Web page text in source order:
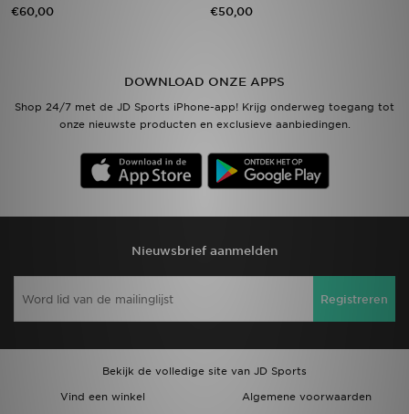
€60,00 €50,00
DOWNLOAD ONZE APPS
Shop 24/7 met de JD Sports iPhone-app! Krijg onderweg toegang tot
onze nieuwste producten en exclusieve aanbiedingen.
Nieuwsbrief aanmelden
Registreren
Bekijk de volledige site van JD Sports
Vind een winkel
Algemene voorwaarden
Bestelling traceren
Mijn JD
Klantenservice
Download de app